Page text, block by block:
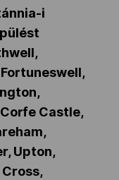
i
Castle,
Upton,